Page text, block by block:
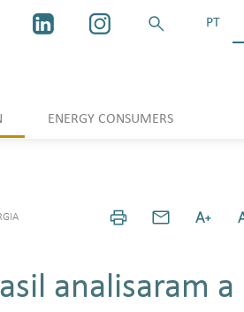
PT
ENERGY CONSUMERS
analisaram a